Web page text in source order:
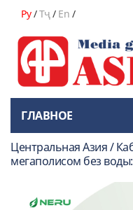
Ру/Тҷ/ En /
ГЛАВНОЕ
Центральная Азия /
мегаполисом без